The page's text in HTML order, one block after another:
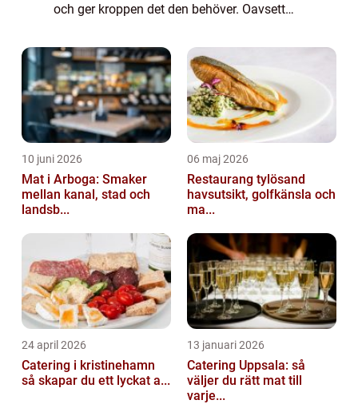
och ger kroppen det den behöver. Oavsett
10 juni 2026
Mat i Arboga: Smaker
mellan kanal, stad och
landsb...
06 maj 2026
Restaurang tylösand
havsutsikt, golfkänsla och
ma...
24 april 2026
Catering i kristinehamn
så skapar du ett lyckat a...
13 januari 2026
Catering Uppsala: så
väljer du rätt mat till
varje...